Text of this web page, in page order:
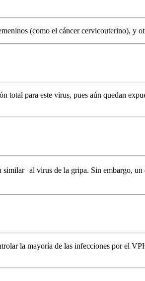
(como el cáncer cervicouterino), y
para este virus, pues aún quedan
al virus de la gripa. Sin embargo, un
la mayoría de las infecciones por el